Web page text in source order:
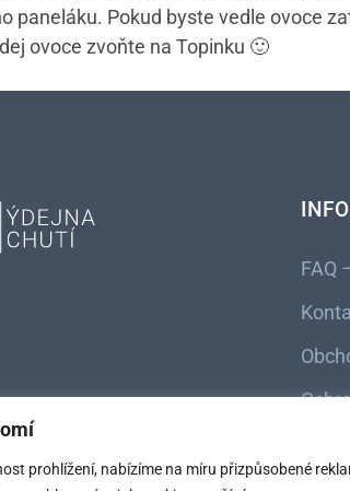
prohlížení, nabízíme na míru přizpůsobené
paneláku. Pokud byste vedle ovoce
ovoce zvoňte na Topinku 🙂
FAQ